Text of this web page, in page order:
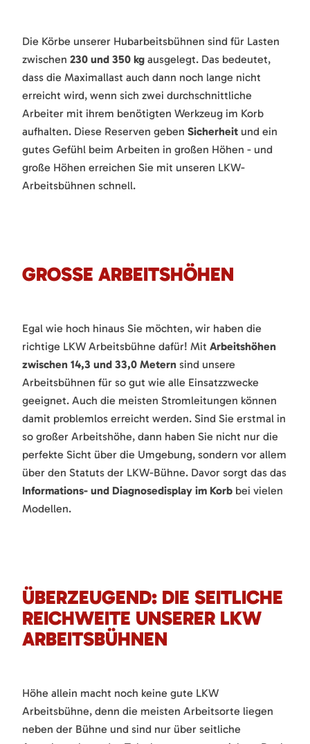
Die Körbe unserer Hubarbeitsbühnen sind für Lasten
zwischen 230 und 350 kg ausgelegt. Das bedeutet,
dass die Maximallast auch dann noch lange nicht
erreicht wird, wenn sich zwei durchschnittliche
Arbeiter mit ihrem benötigten Werkzeug im Korb
aufhalten. Diese Reserven geben Sicherheit und ein
gutes Gefühl beim Arbeiten in großen Höhen - und
große Höhen erreichen Sie mit unseren LKW-
Arbeitsbühnen schnell.
GROSSE ARBEITSHÖHEN
Egal wie hoch hinaus Sie möchten, wir haben die
richtige LKW Arbeitsbühne dafür! Mit Arbeitshöhen
zwischen 14,3 und 33,0 Metern sind unsere
Arbeitsbühnen für so gut wie alle Einsatzzwecke
geeignet. Auch die meisten Stromleitungen können
damit problemlos erreicht werden. Sind Sie erstmal in
so großer Arbeitshöhe, dann haben Sie nicht nur die
perfekte Sicht über die Umgebung, sondern vor allem
über den Statuts der LKW-Bühne. Davor sorgt das das
Informations- und Diagnosedisplay im Korb bei vielen
Modellen.
ÜBERZEUGEND: DIE SEITLICHE
REICHWEITE UNSERER LKW
ARBEITSBÜHNEN
Höhe allein macht noch keine gute LKW
Arbeitsbühne, denn die meisten Arbeitsorte liegen
neben der Bühne und sind nur über seitliche